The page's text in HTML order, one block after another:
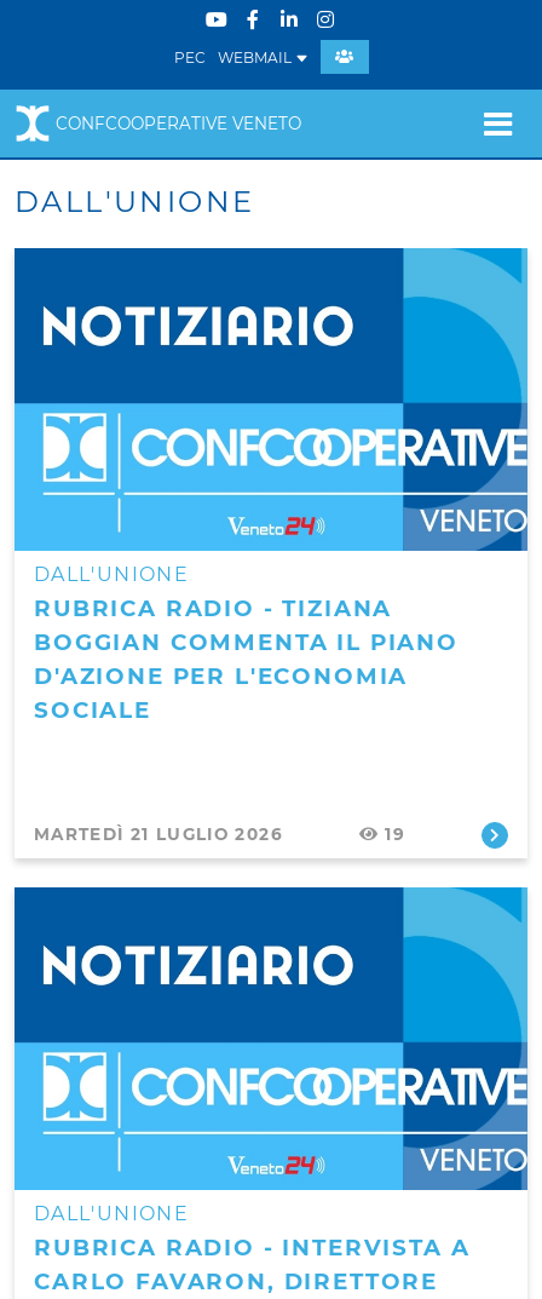
PEC WEBMAIL
CONFCOOPERATIVE VENETO
DALL'UNIONE
DALL'UNIONE
RUBRICA RADIO - TIZIANA
BOGGIAN COMMENTA IL PIANO
D'AZIONE PER L'ECONOMIA
SOCIALE
MARTEDÌ 21 LUGLIO 2026 19
DALL'UNIONE
RUBRICA RADIO - INTERVISTA A
CARLO FAVARON, DIRETTORE